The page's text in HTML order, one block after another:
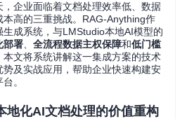
企业面临着文档处理效率低、数据
本高的三重挑战。RAG-Anything作
成系统，与LMStudio本地AI模型的
部署 全流程数据主权保障和低门槛
文将系统讲解这一集成方案的技术
及实战应用，帮助企业快速构建安
。
地化AI文档处理的价值重构